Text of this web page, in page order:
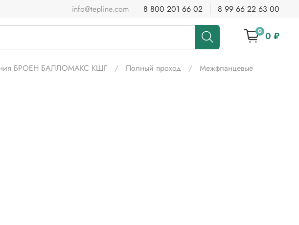
info@tepline.com 8 800 201 66 02 8 99 66 22 63 00
0 0 ₽
БРОЕН БАЛЛОМАКС КШГ Полный проход Межфланцевые